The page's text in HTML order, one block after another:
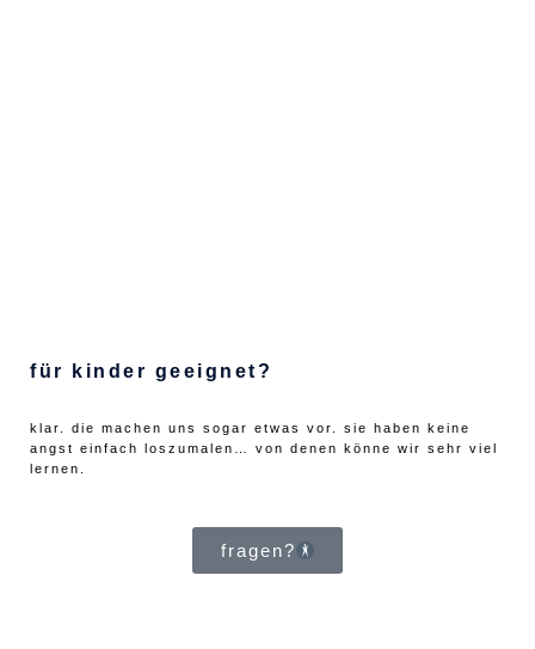
für kinder geeignet?
klar. die machen uns sogar etwas vor. sie haben keine
angst einfach loszumalen… von denen könne wir sehr viel
lernen.
fragen?